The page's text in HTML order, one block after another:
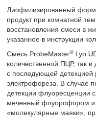
Лиофилизированный
продукт при комнатной
восстановления смеси в
указанное в инструкции
Смесь ProbeMaster®
Lyo
количественной ПЦР, так
с последующей детекцией
электрофореза. В случае
детекции флуоресценции
меченный флуорофором и
«молекулярные маяки»,